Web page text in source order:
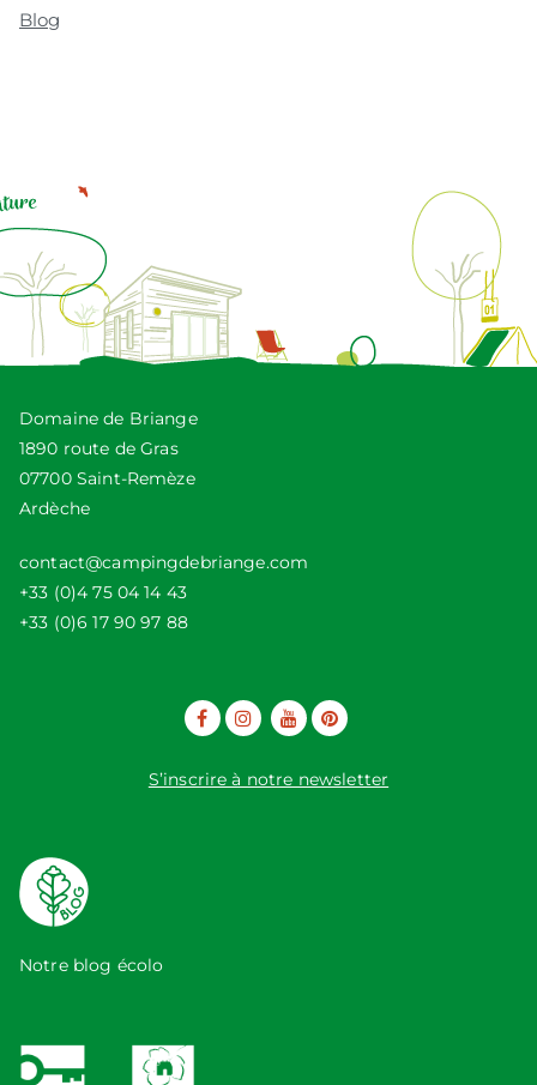
Blog
Domaine de Briange
1890 route de Gras
07700 Saint-Remèze
Ardèche
contact@campingdebriange.com
+33 (0)4 75 04 14 43
+33 (0)6 17 90 97 88
S’inscrire à notre newsletter
Notre blog écolo